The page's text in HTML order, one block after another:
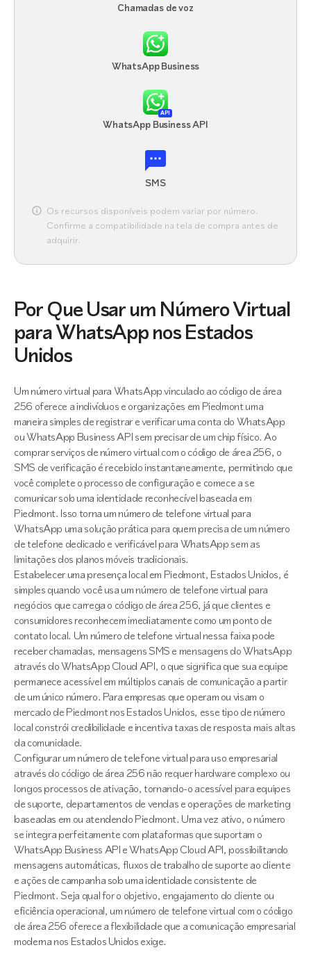
Chamadas de voz
WhatsApp Business
API
WhatsApp Business API
SMS
Os recursos disponíveis podem variar por número.
Confirme a compatibilidade na tela de compra antes de
adquirir.
Por Que Usar um Número Virtual
para WhatsApp nos Estados
Unidos
Um número virtual para WhatsApp vinculado ao código de área
256 oferece a indivíduos e organizações em Piedmont uma
maneira simples de registrar e verificar uma conta do WhatsApp
ou WhatsApp Business API sem precisar de um chip físico. Ao
comprar serviços de número virtual com o código de área 256, o
SMS de verificação é recebido instantaneamente, permitindo que
você complete o processo de configuração e comece a se
comunicar sob uma identidade reconhecível baseada em
Piedmont. Isso torna um número de telefone virtual para
WhatsApp uma solução prática para quem precisa de um número
de telefone dedicado e verificável para WhatsApp sem as
limitações dos planos móveis tradicionais.
Estabelecer uma presença local em Piedmont, Estados Unidos, é
simples quando você usa um número de telefone virtual para
negócios que carrega o código de área 256, já que clientes e
consumidores reconhecem imediatamente como um ponto de
contato local. Um número de telefone virtual nessa faixa pode
receber chamadas, mensagens SMS e mensagens do WhatsApp
através do WhatsApp Cloud API, o que significa que sua equipe
permanece acessível em múltiplos canais de comunicação a partir
de um único número. Para empresas que operam ou visam o
mercado de Piedmont nos Estados Unidos, esse tipo de número
local constrói credibilidade e incentiva taxas de resposta mais altas
da comunidade.
Configurar um número de telefone virtual para uso empresarial
através do código de área 256 não requer hardware complexo ou
longos processos de ativação, tornando-o acessível para equipes
de suporte, departamentos de vendas e operações de marketing
baseadas em ou atendendo Piedmont. Uma vez ativo, o número
se integra perfeitamente com plataformas que suportam o
WhatsApp Business API e WhatsApp Cloud API, possibilitando
mensagens automáticas, fluxos de trabalho de suporte ao cliente
e ações de campanha sob uma identidade consistente de
Piedmont. Seja qual for o objetivo, engajamento do cliente ou
eficiência operacional, um número de telefone virtual com o código
de área 256 oferece a flexibilidade que a comunicação empresarial
moderna nos Estados Unidos exige.